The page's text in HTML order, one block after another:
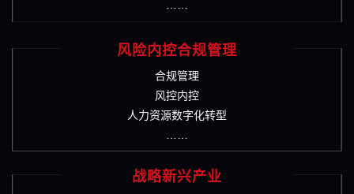
风险内控合规管理
合规管理
风控内控
人力资源数字化转型
战略新兴产业